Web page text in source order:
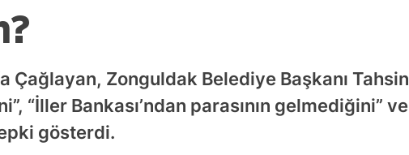
Çağlayan, Zonguldak Belediye Başkanı Tahsin
“İller Bankası’ndan parasının gelmediğini” ve
gösterdi.